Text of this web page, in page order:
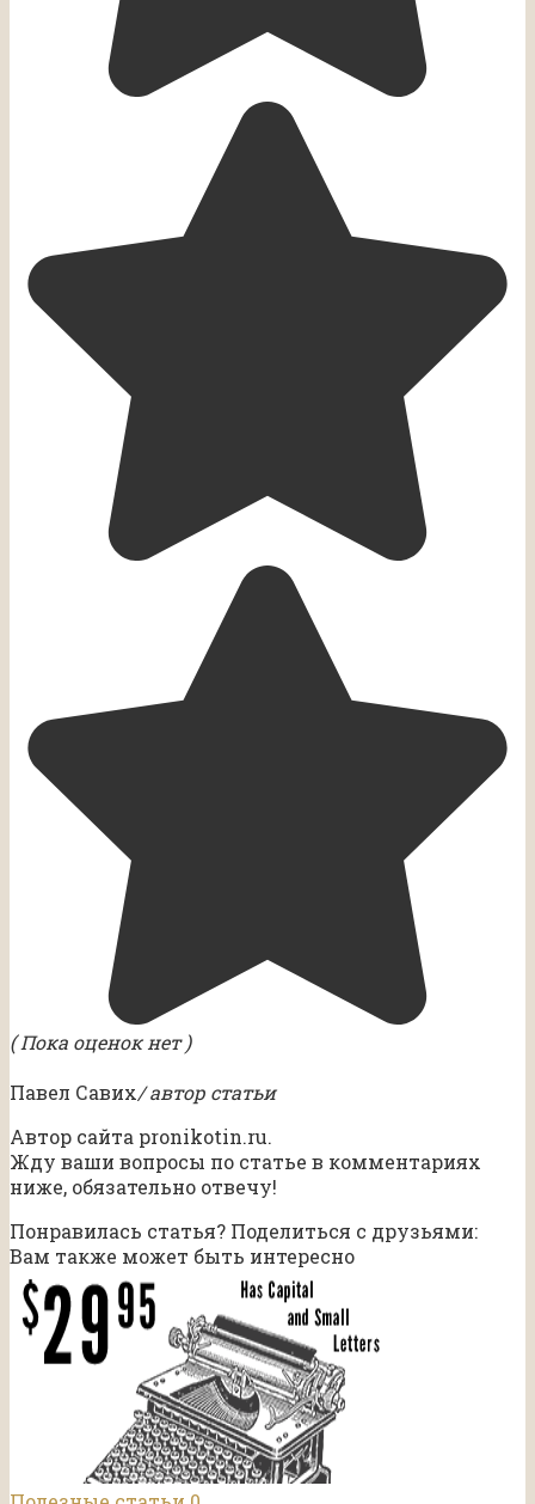
( Пока оценок нет )
Павел Савих/ автор статьи
Автор сайта pronikotin.ru.
Жду ваши вопросы по статье в комментариях
ниже, обязательно отвечу!
Понравилась статья? Поделиться с друзьями:
Вам также может быть интересно